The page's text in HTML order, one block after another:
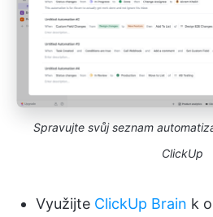
Spravujte svůj seznam
ClickUp
Využijte ClickUp Brain k